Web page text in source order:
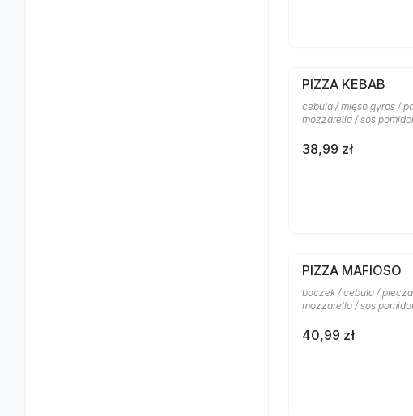
PIZZA KEBAB
cebula / mięso gyros /
mozzarella / sos
38,99 zł
PIZZA MAFIOSO
boczek / cebula /
mozzarella / sos
40,99 zł